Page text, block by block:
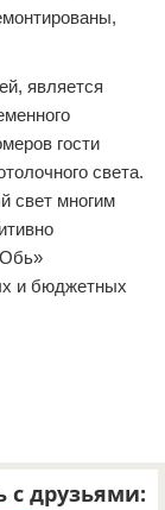
является
гости
света.
свет многим
и бюджетных
с друзьями: